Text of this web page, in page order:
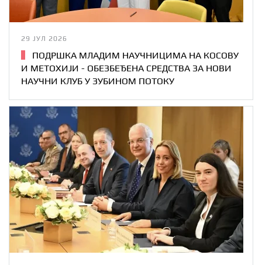
29 ЈУЛ 2026
ПОДРШКА МЛАДИМ НАУЧНИЦИМА НА КОСОВУ
И МЕТОХИЈИ - ОБЕЗБЕЂЕНА СРЕДСТВА ЗА НОВИ
НАУЧНИ КЛУБ У ЗУБИНОМ ПОТОКУ